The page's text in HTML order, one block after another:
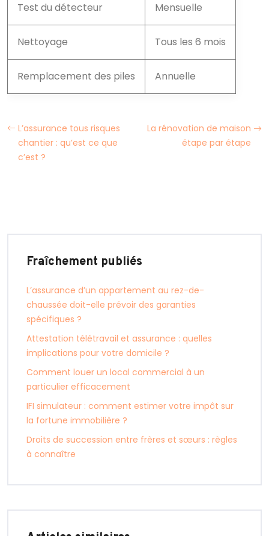
Test du détecteur Mensuelle
Nettoyage Tous les 6 mois
Remplacement des piles Annuelle
L’assurance tous risques
chantier : qu’est ce que
c’est ?
La rénovation de maison
étape par étape
Fraîchement publiés
L’assurance d’un appartement au rez-de-
chaussée doit-elle prévoir des garanties
spécifiques ?
Attestation télétravail et assurance : quelles
implications pour votre domicile ?
Comment louer un local commercial à un
particulier efficacement
IFI simulateur : comment estimer votre impôt sur
la fortune immobilière ?
Droits de succession entre frères et sœurs : règles
à connaître